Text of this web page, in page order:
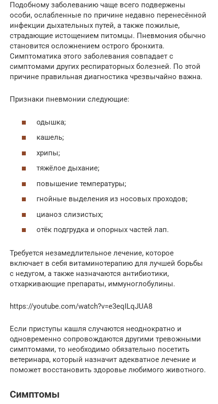
Подобному заболеванию чаще всего подвержены
особи, ослабленные по причине недавно перенесённой
инфекции дыхательных путей, а также пожилые,
страдающие истощением питомцы. Пневмония обычно
становится осложнением острого бронхита.
Симптоматика этого заболевания совпадает с
симптомами других респираторных болезней. По этой
причине правильная диагностика чрезвычайно важна.
Признаки пневмонии следующие:
одышка;
кашель;
хрипы;
тяжёлое дыхание;
повышение температуры;
гнойные выделения из носовых проходов;
цианоз слизистых;
отёк подгрудка и опорных частей лап.
Требуется незамедлительное лечение, которое
включает в себя витаминотерапию для лучшей борьбы
с недугом, а также назначаются антибиотики,
отхаркивающие препараты, иммуноглобулины.
https://youtube.com/watch?v=e3eqILqJUA8
Если приступы кашля случаются неоднократно и
одновременно сопровождаются другими тревожными
симптомами, то необходимо обязательно посетить
ветеринара, который назначит адекватное лечение и
поможет восстановить здоровье любимого животного.
Симптомы